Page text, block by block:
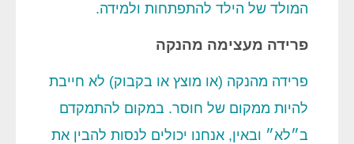
המולד של הילד להתפתחות ולמידה.
פרידה מעצימה מהנקה
פרידה מהנקה (או מוצץ או בקבוק) לא חייבת
להיות ממקום של חוסר. במקום להתמקדם
ב״לא״ ובאין, אנחנו יכולים לנסות להבין את